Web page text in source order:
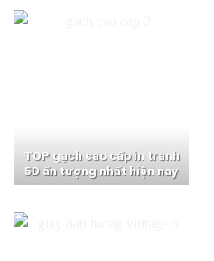
TOP gạch cao cấp in tranh
5D ấn tượng nhất hiện nay